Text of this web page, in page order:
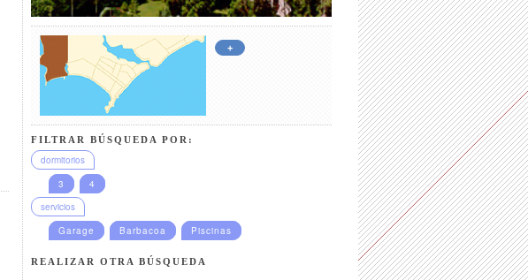
+
FILTRAR BÚSQUEDA POR:
dormitorios
3
4
servicios
Garage
Barbacoa Piscinas
REALIZAR OTRA BÚSQUEDA